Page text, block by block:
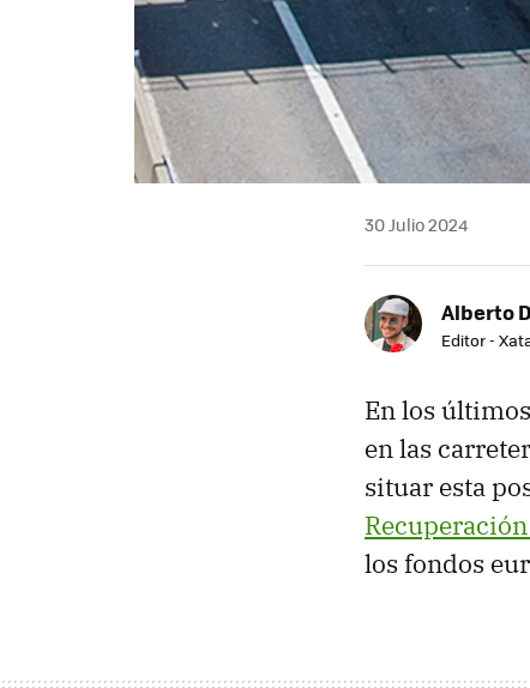
30 Julio 2024
Alberto
Editor -
En los
en las
situar esta
los fondos